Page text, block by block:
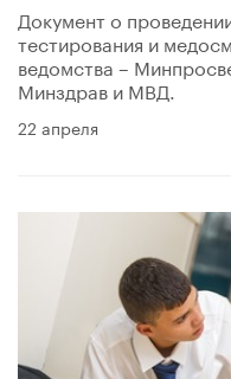
Документ о
тестирования и
ведомства –
Минздрав и МВД.
22 апреля